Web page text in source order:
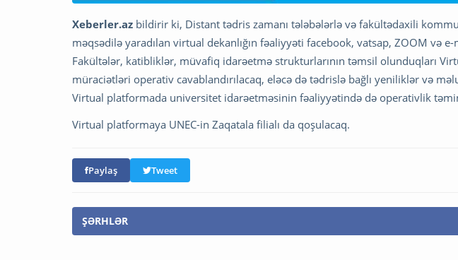
Xeberler.az bildirir ki, Distant tədris zamanı tələbələrlə və fakültədaxili
məqsədilə yaradılan virtual dekanlığın fəaliyyəti facebook, vatsap, ZOOM və
Fakültələr, katibliklər, müvafiq idarəetmə strukturlarının təmsil olunduqları
müraciətləri operativ cavablandırılacaq, eləcə də tədrislə bağlı yeniliklər və
Virtual platformada universitet idarəetməsinin fəaliyyətində də operativlik
Virtual platformaya UNEC-in Zaqatala filialı da qoşulacaq.
Paylaş Tweet
ŞƏRHLƏR